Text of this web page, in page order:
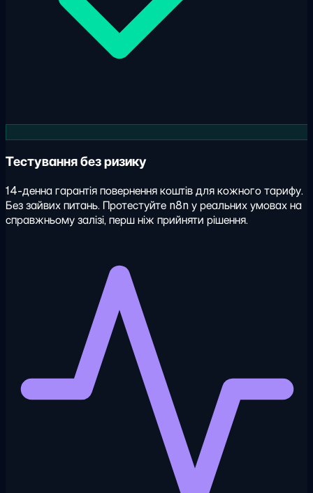
Тестування без ризику
14-денна гарантія повернення коштів для кожного тарифу.
Без зайвих питань. Протестуйте n8n у реальних умовах на
справжньому залізі, перш ніж прийняти рішення.